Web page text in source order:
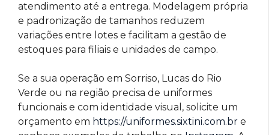
atendimento até a entrega. Modelagem própria
e padronização de tamanhos reduzem
variações entre lotes e facilitam a gestão de
estoques para filiais e unidades de campo.
Se a sua operação em Sorriso, Lucas do Rio
Verde ou na região precisa de uniformes
funcionais e com identidade visual, solicite um
orçamento em https://uniformes.sixtini.com.br e